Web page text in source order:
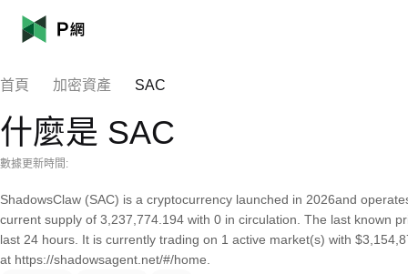
首頁 加密資產 SAC
什麼是 SAC
數據更新時間:
ShadowsClaw (SAC) is a cryptocurrency launched in 2026and
current supply of 3,237,774.194 with 0 in circulation. The last known
last 24 hours. It is currently trading on 1 active market(s) with
at https://shadowsagent.net/#/home.